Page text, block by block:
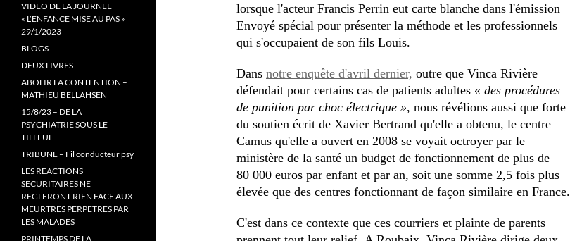
lorsque l'acteur Francis Perrin eut carte blanche dans l'émission
Envoyé spécial pour présenter la méthode et les professionnels
qui s'occupaient de son fils Louis.
Dans notre enquête d'avril dernier, outre que Vinca Rivière
défendait pour certains cas de patients adultes « des procédures
de punition par choc électrique », nous révélions aussi que forte
du soutien écrit de Xavier Bertrand qu'elle a obtenu, le centre
Camus qu'elle a ouvert en 2008 se voyait octroyer par le
ministère de la santé un budget de fonctionnement de plus de
80 000 euros par enfant et par an, soit une somme 2,5 fois plus
élevée que des centres fonctionnant de façon similaire en France.
C'est dans ce contexte que ces courriers et plainte de parents
VIDEO DE LA JOURNEE
« L’ENFANCE MISE AU PAS »
29/1/2023
BLOGS
DEUX LIVRES
ABOLIR LA CONTENTION –
MATHIEU BELLAHSEN
15/8/23 – DE LA
PSYCHIATRIE SOUS LE
TILLEUL
TRIBUNE – Fil conducteur psy
LES REACTIONS
SECURITAIRES NE
REGLERONT RIEN FACE AUX
MEURTRES PERPETRES PAR
LES MALADES
PRINTEMPS DE LA